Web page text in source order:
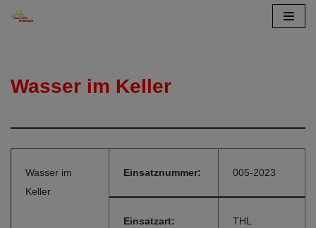
springen
Wasser im Keller
Wasser im
Keller
Einsatznummer: 005-2023
Einsatzart: THL